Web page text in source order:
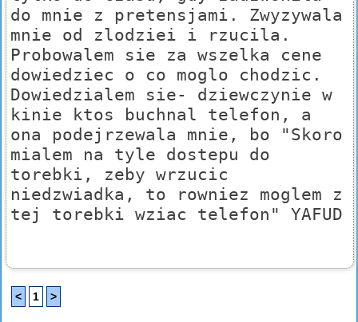
do mnie z pretensjami. Zwyzywala
mnie od zlodziei i rzucila.
Probowalem sie za wszelka cene
dowiedziec o co moglo chodzic.
Dowiedzialem sie- dziewczynie w
kinie ktos buchnal telefon, a
ona podejrzewala mnie, bo "Skoro
mialem na tyle dostepu do
torebki, zeby wrzucic
niedzwiadka, to rowniez moglem z
tej torebki wziac telefon" YAFUD
< 1 >